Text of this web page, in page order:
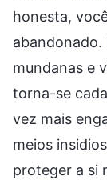
honesta,
abandonado.
mundanas e
torna-se
vez mais
meios
proteger a si